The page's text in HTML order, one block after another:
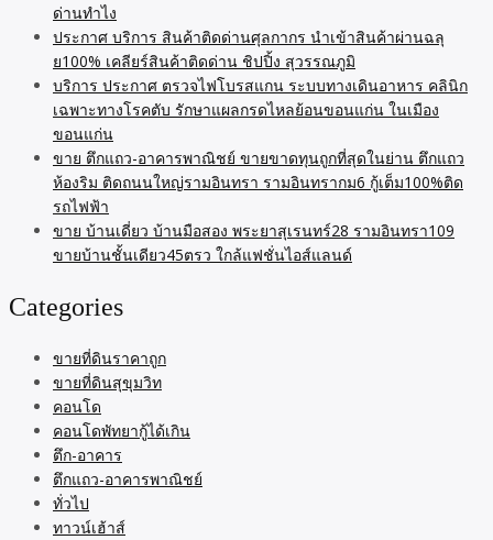
ด่านทำไง
ประกาศ บริการ สินค้าติดด่านศุลกากร นำเข้าสินค้าผ่านฉลุ
ย100% เคลียร์สินค้าติดด่าน ชิปปิ้ง สุวรรณภูมิ
บริการ ประกาศ ตรวจไฟโบรสแกน ระบบทางเดินอาหาร คลินิก
เฉพาะทางโรคตับ รักษาแผลกรดไหลย้อนขอนแก่น ในเมือง
ขอนแก่น
ขาย ตึกแถว-อาคารพาณิชย์ ขายขาดทุนถูกที่สุดในย่าน ตึกแถว
ห้องริม ติดถนนใหญ่รามอินทรา รามอินทรากม6 กู้เต็ม100%ติด
รถไฟฟ้า
ขาย บ้านเดี่ยว บ้านมือสอง พระยาสุเรนทร์28 รามอินทรา109
ขายบ้านชั้นเดียว45ตรว ใกล้แฟชั่นไอส์แลนด์
Categories
ขายที่ดินราคาถูก
ขายที่ดินสุขุมวิท
คอนโด
คอนโดพัทยากู้ได้เกิน
ตึก-อาคาร
ตึกแถว-อาคารพาณิชย์
ทั่วไป
ทาวน์เฮ้าส์